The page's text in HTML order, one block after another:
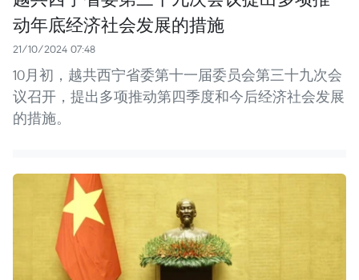
动年底经济社会发展的措施
21/10/2024 07:48
10月初，越共西宁省委第十一届委员会第三十九次会
议召开，提出多项推动第四季度和今后经济社会发展
的措施。